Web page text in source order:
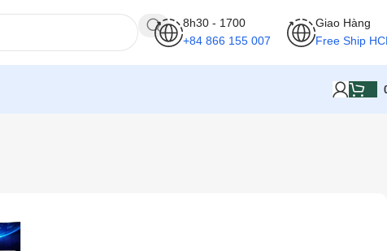
8h30 - 1700
+84 866 155 007
Giao Hàng
Free Ship